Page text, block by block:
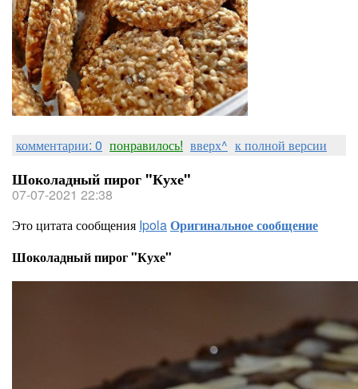
комментарии: 0 понравилось! вверх^ к полной версии
Шоколадный пирог "Кухе"
07-07-2021 22:38
Это цитата сообщения IpolaОригинальное сообщение
Шоколадный пирог "Кухе"